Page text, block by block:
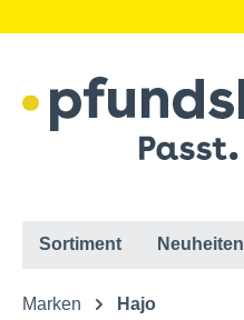
Sortiment Neuheiten
Marken Hajo